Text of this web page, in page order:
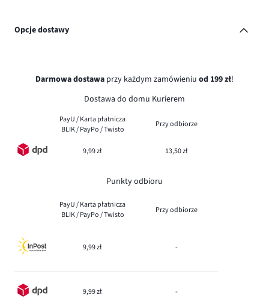
Opcje dostawy
Darmowa dostawa przy każdym zamówieniu od 199 zł!
Dostawa do domu Kurierem
PayU / Karta płatnicza
BLIK / PayPo / Twisto
Przy odbiorze
9,99 zł 13,50 zł
Punkty odbioru
PayU / Karta płatnicza
BLIK / PayPo / Twisto
Przy odbiorze
9,99 zł -
9,99 zł -